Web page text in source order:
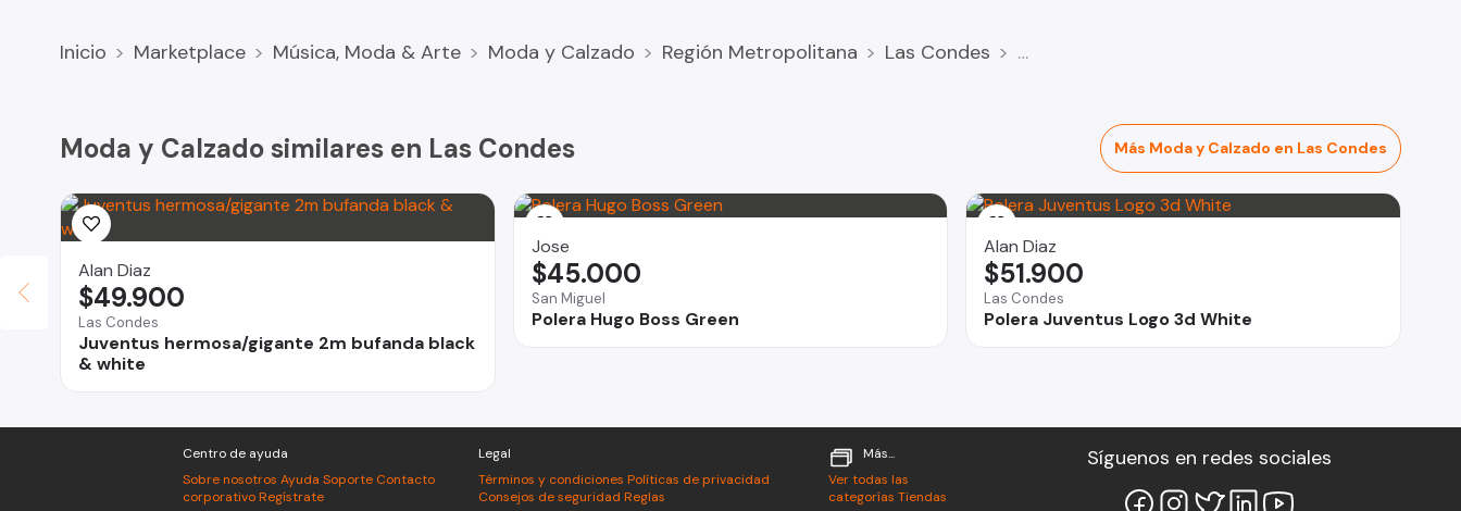
Inicio Marketplace Música, Moda & Arte Moda y Calzado Región Metropolitana Las Condes
Moda y Calzado similares en Las Condes Más Moda y Calzado en Las Condes
Alan Diaz
Las Condes
Juventus hermosa/gigante 2m bufanda black
& white
$49.900
Jose
San Miguel
Polera Hugo Boss Green
$45.000
Alan Diaz
Las Condes
Polera Juventus Logo 3d White
$51.900
Centro de ayuda
Sobre nosotros Ayuda Soporte Contacto
corporativo Regístrate
Legal
Términos y condiciones Políticas de privacidad
Consejos de seguridad Reglas
Más...
Ver todas las
categorías Tiendas
Síguenos en redes sociales